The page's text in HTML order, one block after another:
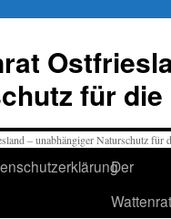
für die
Der
Wattenrat